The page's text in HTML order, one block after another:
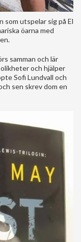
som utspelar sig på El
öarna med
samman och lär
och hjälper
Sofi Lundvall och
sen skrev dom en